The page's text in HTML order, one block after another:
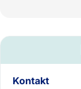
Kontakt